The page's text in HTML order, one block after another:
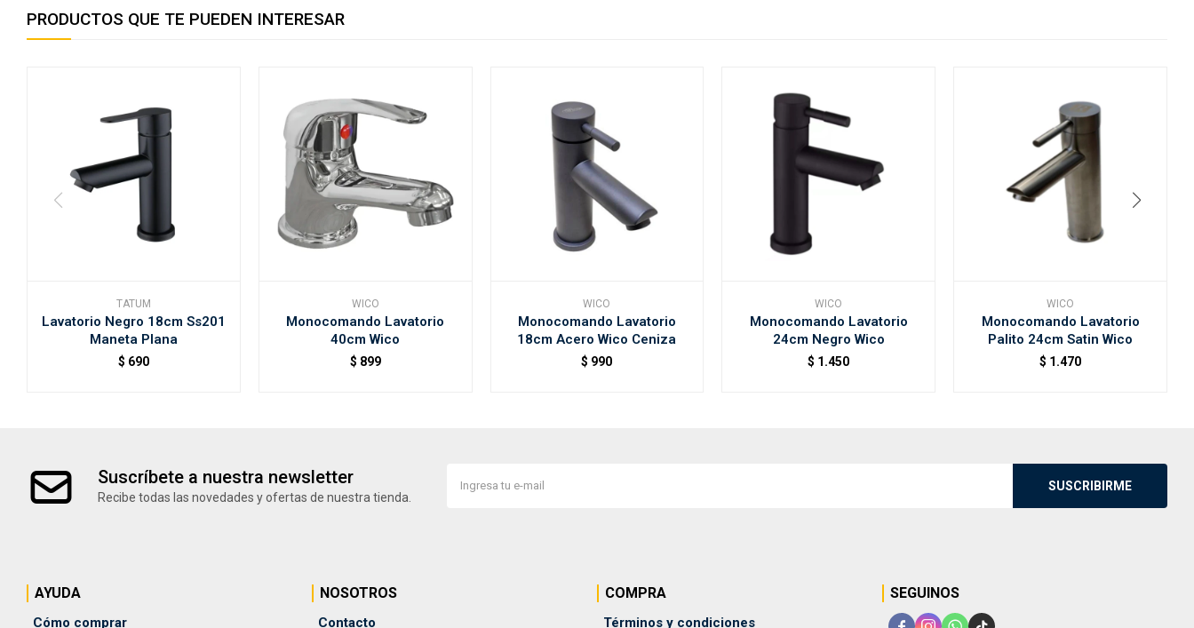
PRODUCTOS QUE TE PUEDEN INTERESAR
TATUM
Lavatorio Negro 18cm Ss201
Maneta Plana
$ 690
WICO
Monocomando Lavatorio
40cm Wico
$ 899
WICO
Monocomando Lavatorio
18cm Acero Wico Ceniza
$ 990
WICO
Monocomando Lavatorio
24cm Negro Wico
$ 1.450
WICO
Monocomando Lavatorio
Palito 24cm Satin Wico
$ 1.470
Suscríbete a nuestra newsletter
Recibe todas las novedades y ofertas de nuestra tienda.
SUSCRIBIRME
AYUDA
Cómo comprar
NOSOTROS
Contacto
COMPRA
Términos y condiciones
SEGUINOS